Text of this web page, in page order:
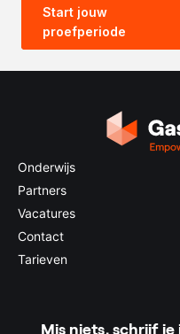
0.5x 1x
Start jouw
proefperiode
Onderwijs
Partners
Vacatures
Contact
Tarieven
Mis niets, schrijf